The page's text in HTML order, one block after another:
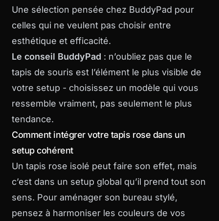
Une sélection pensée chez BuddyPad pour
celles qui ne veulent pas choisir entre
esthétique et efficacité.
Le conseil BuddyPad : n’oubliez pas que le
tapis de souris est l’élément le plus visible de
votre setup - choisissez un modèle qui vous
ressemble vraiment, pas seulement le plus
tendance.
Comment intégrer votre tapis rose dans un
setup cohérent
Un tapis rose isolé peut faire son effet, mais
c’est dans un setup global qu’il prend tout son
sens. Pour aménager son bureau stylé,
pensez à harmoniser les couleurs de vos